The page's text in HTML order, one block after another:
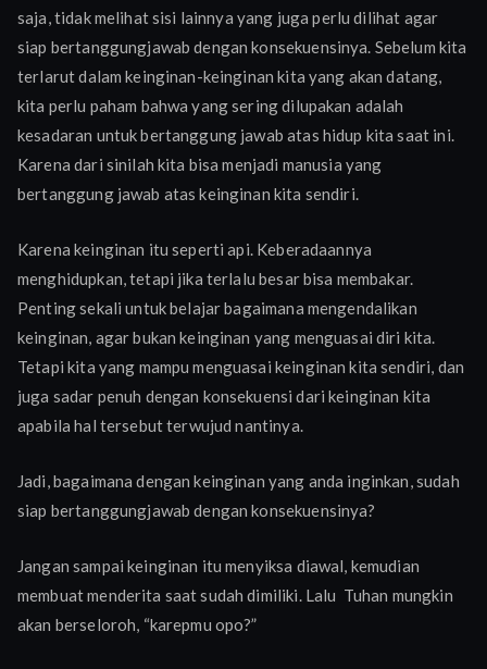
saja, tidak melihat sisi lainnya yang juga perlu dilihat agar
siap bertanggungjawab dengan konsekuensinya. Sebelum kita
terlarut dalam keinginan-keinginan kita yang akan datang,
kita perlu paham bahwa yang sering dilupakan adalah
kesadaran untuk bertanggung jawab atas hidup kita saat ini.
Karena dari sinilah kita bisa menjadi manusia yang
bertanggung jawab atas keinginan kita sendiri.
Karena keinginan itu seperti api. Keberadaannya
menghidupkan, tetapi jika terlalu besar bisa membakar.
Penting sekali untuk belajar bagaimana mengendalikan
keinginan, agar bukan keinginan yang menguasai diri kita.
Tetapi kita yang mampu menguasai keinginan kita sendiri, dan
juga sadar penuh dengan konsekuensi dari keinginan kita
apabila hal tersebut terwujud nantinya.
Jadi, bagaimana dengan keinginan yang anda inginkan, sudah
siap bertanggungjawab dengan konsekuensinya?
Jangan sampai keinginan itu menyiksa diawal, kemudian
membuat menderita saat sudah dimiliki. Lalu Tuhan mungkin
akan berseloroh, “karepmu opo?”